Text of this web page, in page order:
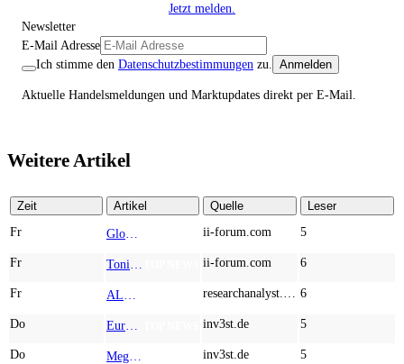
Jetzt melden.
Newsletter
E-Mail Adresse
Ich stimme den Datenschutzbestimmungen zu. Anmelden
Aktuelle Handelsmeldungen und Marktupdates direkt per E-Mail.
Weitere Artikel
Zeit Artikel Quelle
Leser
Fr
ii-forum.com 5
Fr ii-forum.com 6
Fr 6
Do inv3st.de 5
Do inv3st.de 5